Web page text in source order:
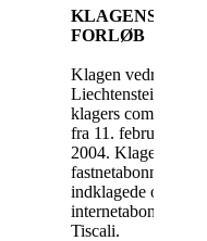
KLAGENS
FORLØB
Klagen vedrører
Liechtenstein
klagers computer i
fra 11. februar til 4.
2004. Klager havde
fastnetabonnement
indklagede og
internetabonnement
Tiscali.